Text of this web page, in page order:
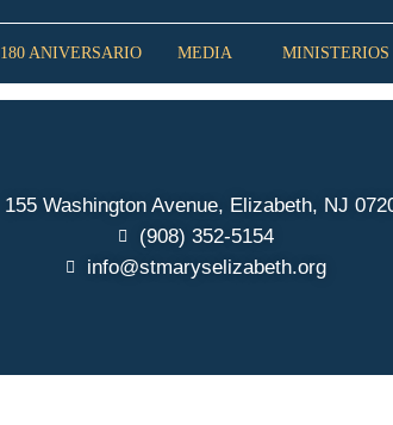
180 ANIVERSARIO MEDIA MINISTERIOS
155 Washington Avenue, Elizabeth, NJ
(908) 352-5154
info@stmaryselizabeth.org